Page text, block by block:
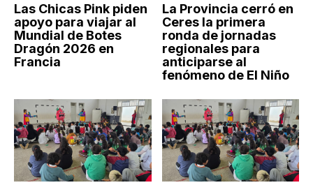
Las Chicas Pink piden
apoyo para viajar al
Mundial de Botes
Dragón 2026 en
Francia
La Provincia cerró en
Ceres la primera
ronda de jornadas
regionales para
anticiparse al
fenómeno de El Niño